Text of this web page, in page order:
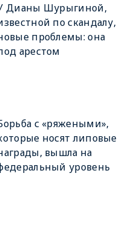
Дианы Шурыгиной,
по скандалу,
проблемы: она
арестом
с «ряжеными»,
носят липовые
вышла на
уровень